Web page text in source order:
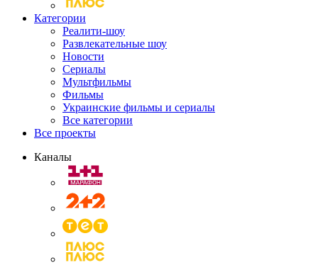
Категории
Реалити-шоу
Развлекательные шоу
Новости
Сериалы
Мультфильмы
Фильмы
Украинские фильмы и сериалы
Все категории
Все проекты
Каналы